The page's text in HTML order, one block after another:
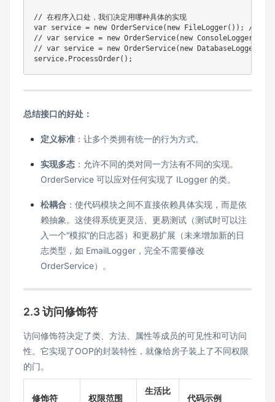
// 在程序入口处，我们决定用哪种具体的实现
var service = new OrderService( new FileLogger( ) ) ;
// 想用
// var service = new OrderService(new ConsoleLogger()); //
// var service = new OrderService(new DatabaseLogger());
service. ProcessOrder( ) ;
总结接口的好处：
定义标准 ：让多个类拥有统一的行为方式。
实现多态 ：允许不同的类对同一方法有不同的实现。
OrderService 可以应对任何实现了 ILogger 的类。
松耦合 ：使代码模块之间不直接依赖具体实现，而是依
赖抽象。这使得系统更灵活、更易测试（测试时可以注
入一个“模拟”的日志器）和更易扩展（未来增加新的日
志类型，如 EmailLogger，完全不需要修改
OrderService）。
2.3 访问修饰符
访问修饰符决定了类、方法、属性等成员的可见性和可访问
性。它实现了OOP的封装特性，就像给房子装上了不同权限
的门。
修饰符 权限范围
生活比
代码示例